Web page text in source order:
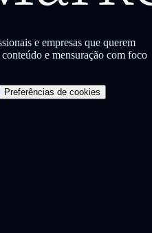
e empresas que querem
e mensuração com foco
Preferências de cookies